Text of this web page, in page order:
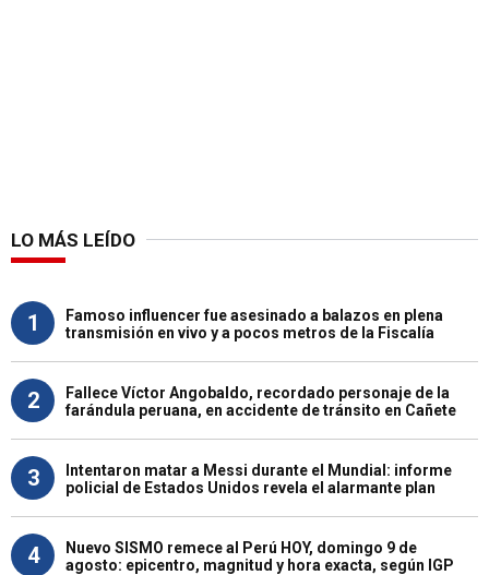
LO MÁS LEÍDO
1
Famoso influencer fue asesinado a balazos en plena
transmisión en vivo y a pocos metros de la Fiscalía
2
Fallece Víctor Angobaldo, recordado personaje de la
farándula peruana, en accidente de tránsito en Cañete
3
Intentaron matar a Messi durante el Mundial: informe
policial de Estados Unidos revela el alarmante plan
4
Nuevo SISMO remece al Perú HOY, domingo 9 de
agosto: epicentro, magnitud y hora exacta, según IGP